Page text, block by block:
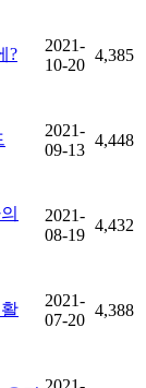
?
2021-
10-20
4,385
2021-
09-13
4,448
2021-
08-19
4,432
2021-
07-20
4,388